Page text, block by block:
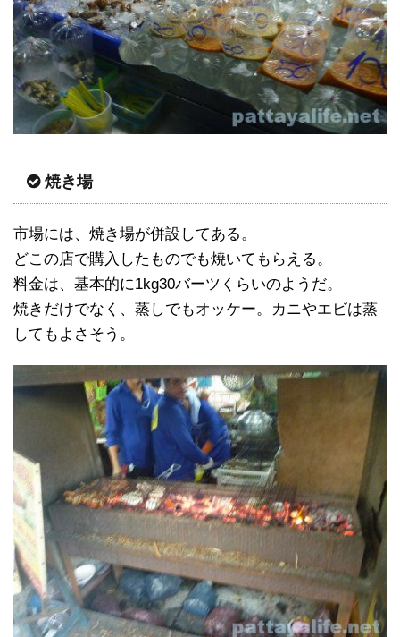
焼き場
市場には、焼き場が併設してある。
どこの店で購入したものでも焼いてもらえる。
料金は、基本的に1kg30バーツくらいのようだ。
焼きだけでなく、蒸しでもオッケー。カニやエビは蒸
してもよさそう。